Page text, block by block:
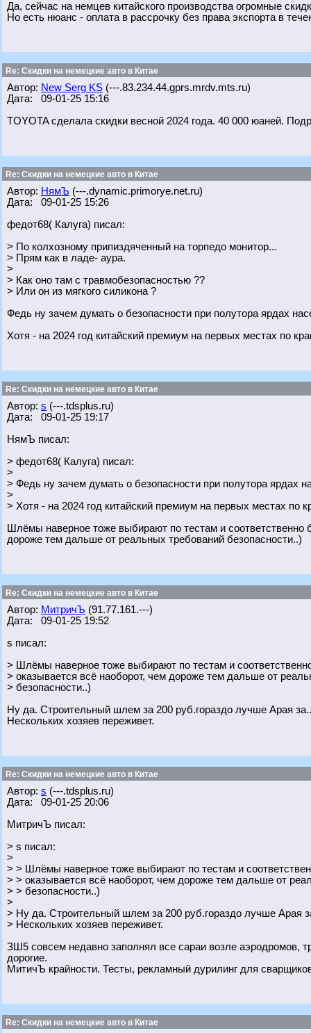
Да, сейчас на немцев китайского производства огромные
Но есть нюанс - оплата в рассрочку без права экспорта в
Re: Скидки на немецкие авто в Китае
Автор: New Serg KS (---.83.234.44.gprs.mrdv.mts.ru)
Дата: 09-01-25 15:16
TOYOTA сделала скидки весной 2024 года. 40 000 юаней.
Re: Скидки на немецкие авто в Китае
Автор: НямЪ (---.dynamic.primorye.net.ru)
Дата: 09-01-25 15:26
федот68( Калуга) писал:
> По колхозному припиздяченный на торпедо монитор...
> Прям как в ладе- аура.
>
> Как оно там с травмобезопасностью ??
> Или он из мягкого силикона ?
Федь ну зачем думать о безопасности при полутора ярдах
Хотя - на 2024 год китайский премиум на первых местах по
Re: Скидки на немецкие авто в Китае
Автор: s (---.tdsplus.ru)
Дата: 09-01-25 19:17
НямЪ писал:
> федот68( Калуга) писал:
>
> Федь ну зачем думать о безопасности при полутора ярдах
>
> Хотя - на 2024 год китайский премиум на первых местах по
Шлёмы наверное тоже выбирают по тестам и
дороже тем дальше от реальных требований безопасности..)
Re: Скидки на немецкие авто в Китае
Автор: МитричЪ (91.77.161.---)
Дата: 09-01-25 19:52
s писал:
> Шлёмы наверное тоже выбирают по тестам и
> оказывается всё наоборот, чем дороже тем дальше от
> безопасности..)
Ну да. Строительный шлем за 200 руб.гораздо лучше Арая
Нескольких хозяев переживет.
Re: Скидки на немецкие авто в Китае
Автор: s (---.tdsplus.ru)
Дата: 09-01-25 20:06
МитричЪ писал:
> s писал:
>
> > Шлёмы наверное тоже выбирают по тестам и
> > оказывается всё наоборот, чем дороже тем дальше от
> > безопасности..)
>
> Ну да. Строительный шлем за 200 руб.гораздо лучше Арая
> Нескольких хозяев переживет.
ЗШ5 совсем недавно заполнял все сараи возле аэродромов,
дорогие.
МитичЪ крайности. Тесты, рекламный дурилинг для
Re: Скидки на немецкие авто в Китае